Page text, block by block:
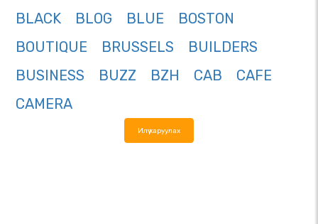
BLACK
BLOG BLUE
BOSTON
BOUTIQUE
BRUSSELS
BUILDERS
BUSINESS
BUZZ BZH CAB
CAFE
CAMERA
Илүү харуулах